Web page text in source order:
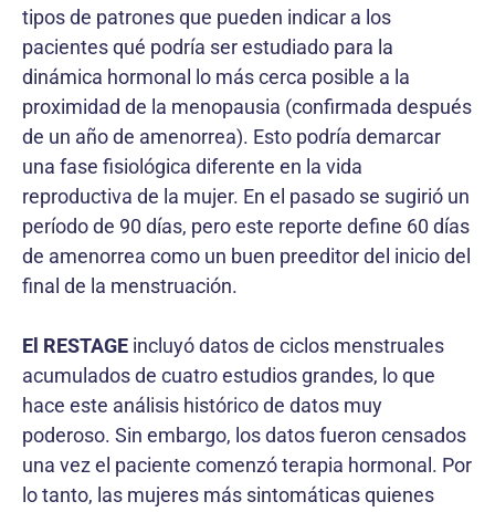
tipos de patrones que pueden indicar a los
pacientes qué podría ser estudiado para la
dinámica hormonal lo más cerca posible a la
proximidad de la menopausia (confirmada después
de un año de amenorrea). Esto podría demarcar
una fase fisiológica diferente en la vida
reproductiva de la mujer. En el pasado se sugirió un
período de 90 días, pero este reporte define 60 días
de amenorrea como un buen preeditor del inicio del
final de la menstruación.
El RESTAGE incluyó datos de ciclos menstruales
acumulados de cuatro estudios grandes, lo que
hace este análisis histórico de datos muy
poderoso. Sin embargo, los datos fueron censados
una vez el paciente comenzó terapia hormonal. Por
lo tanto, las mujeres más sintomáticas quienes